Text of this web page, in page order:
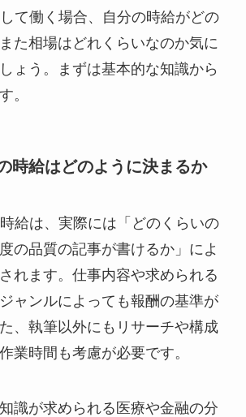
て働く場合、自分の時給がどの
た相場はどれくらいなのか気に
ょう。まずは基本的な知識から
。
時給はどのように決まるか
給は、実際には「どのくらいの
の品質の記事が書けるか」によ
れます。仕事内容や求められる
ャンルによっても報酬の基準が
、執筆以外にもリサーチや構成
業時間も考慮が必要です。
識が求められる医療や金融の分